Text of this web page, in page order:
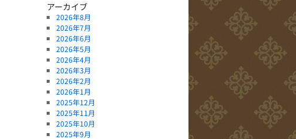
アーカイブ
2026年8月
2026年7月
2026年6月
2026年5月
2026年4月
2026年3月
2026年2月
2026年1月
2025年12月
2025年11月
2025年10月
2025年9月